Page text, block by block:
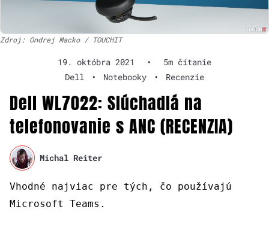
Zdroj: Ondrej Macko / TOUCHIT
19. októbra 2021 •
5m čítanie
Dell
• Notebooky • Recenzie
Dell WL7022: Slúchadlá na
telefonovanie s ANC (RECENZIA)
Michal Reiter
Vhodné najviac pre tých, čo používajú
Microsoft Teams.